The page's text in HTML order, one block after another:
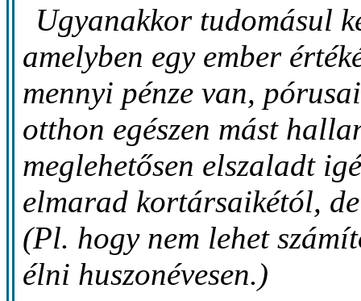
Ugyanakkor tudomásul
amelyben egy ember
mennyi pénze van,
otthon egészen mást
meglehetősen elszaladt
elmarad kortársaikétól,
(Pl. hogy nem lehet
élni huszonévesen.)